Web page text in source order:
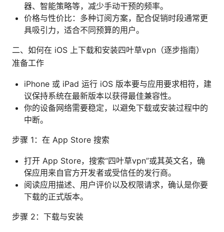
器、智能策略等，减少手动干预的频率。
价格与性价比：多种订阅方案，配合促销时段通常更
具吸引力，适合不同预算的用户。
二、如何在 iOS 上下载和安装四叶草vpn（逐步指南）
准备工作
iPhone 或 iPad 运行 iOS 版本要与应用要求相符，建
议保持系统在最新版本以获得最佳兼容性。
你的设备网络需要稳定，以避免下载或安装过程中的
中断。
步骤 1：在 App Store 搜索
打开 App Store，搜索“四叶草vpn”或其英文名，确
保应用来自官方开发者或受信任的发行商。
阅读应用描述、用户评价以及权限请求，确认是你要
下载的正式版本。
步骤 2：下载与安装